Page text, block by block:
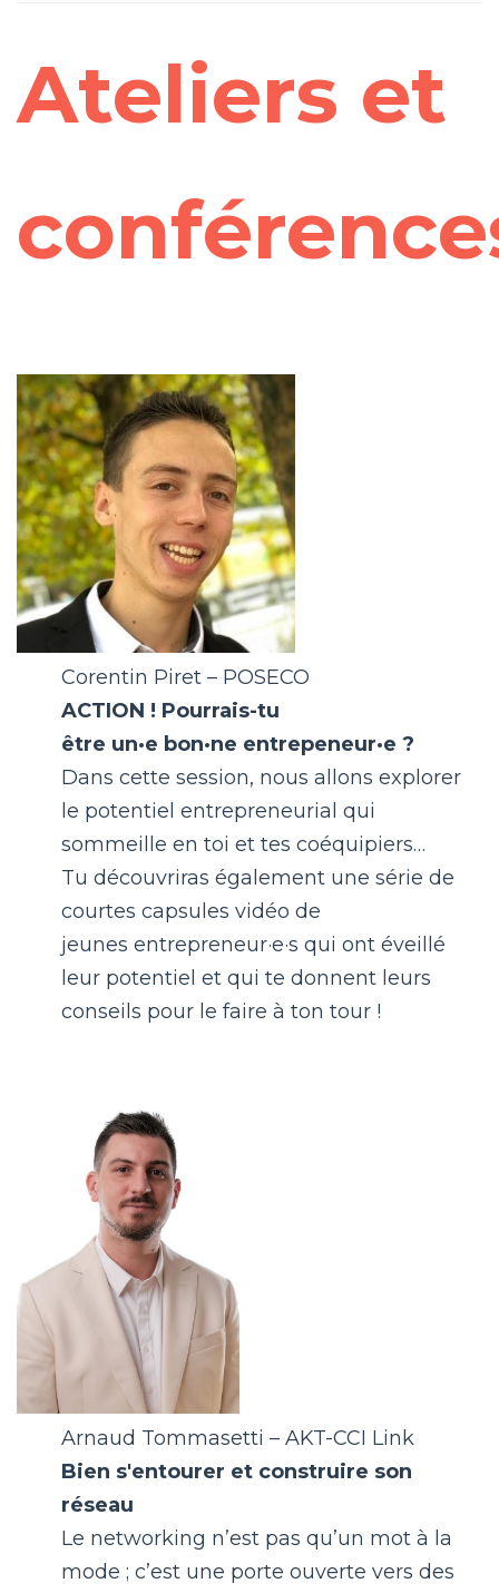
Ateliers et
Corentin Piret – POSECO
ACTION ! Pourrais-tu
être un·e bon·ne entrepeneur·e ?
Dans cette session, nous allons explorer
le potentiel entrepreneurial qui
sommeille en toi et tes coéquipiers…
Tu découvriras également une série de
courtes capsules vidéo de
jeunes entrepreneur·e·s qui ont éveillé
leur potentiel et qui te donnent leurs
conseils pour le faire à ton tour !
Arnaud Tommasetti – AKT-CCI Link
Bien s'entourer et construire son
réseau
Le networking n’est pas qu’un mot à la
mode ; c’est une porte ouverte vers des